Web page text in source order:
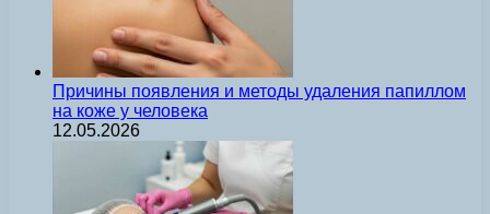
Причины появления и методы удаления папиллом
на коже у человека
12.05.2026